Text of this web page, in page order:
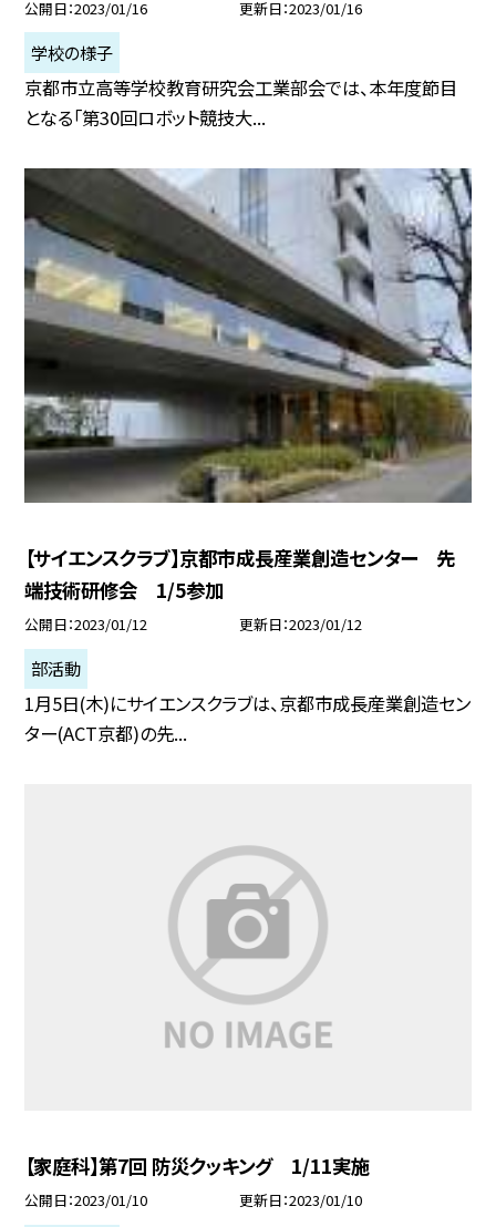
公開日 2023/01/16 更新日 2023/01/16
学校の様子
京都市立高等学校教育研究会工業部会では、本年度節目
となる「第30回ロボット競技大...
【サイエンスクラブ】京都市成長産業創造センター 先
端技術研修会 1/5参加
公開日 2023/01/12 更新日 2023/01/12
部活動
1月5日(木)にサイエンスクラブは、京都市成長産業創造セン
ター(ACT京都)の先...
【家庭科】第7回 防災クッキング 1/11実施
公開日 2023/01/10 更新日 2023/01/10